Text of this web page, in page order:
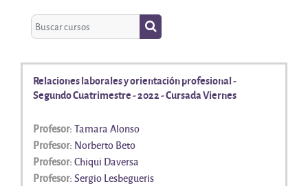
Buscar cursos
Buscar cursos
Relaciones laborales y orientación profesional -
Segundo Cuatrimestre - 2022 - Cursada Viernes
Profesor: Tamara Alonso
Profesor: Norberto Beto
Profesor: Chiqui Daversa
Profesor: Sergio Lesbegueris